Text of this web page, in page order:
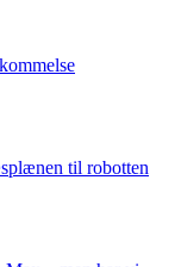
til robotten